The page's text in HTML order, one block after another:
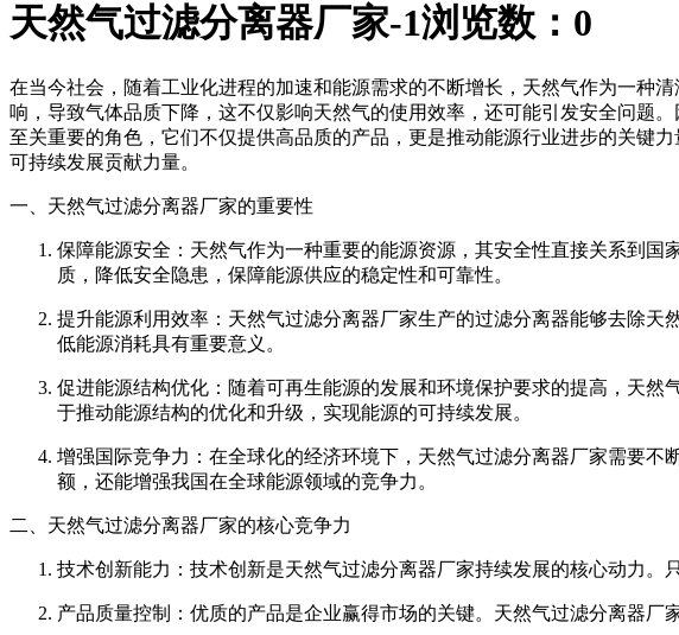
天然气过滤分离器厂家-1浏览数： 0
在当今社会，随着工业化进程的加速和能源需求的不断增长，天然气作为一种
响，导致气体品质下降，这不仅影响天然气的使用效率，还可能引发安全问题
至关重要的角色，它们不仅提供高品质的产品，更是推动能源行业进步的关键
可持续发展贡献力量。
一、天然气过滤分离器厂家的重要性
保障能源安全：天然气作为一种重要的能源资源，其安全性直接关系到
质，降低安全隐患，保障能源供应的稳定性和可靠性。
提升能源利用效率：天然气过滤分离器厂家生产的过滤分离器能够去除
低能源消耗具有重要意义。
促进能源结构优化：随着可再生能源的发展和环境保护要求的提高，天
于推动能源结构的优化和升级，实现能源的可持续发展。
增强国际竞争力：在全球化的经济环境下，天然气过滤分离器厂家需要
额，还能增强我国在全球能源领域的竞争力。
二、天然气过滤分离器厂家的核心竞争力
技术创新能力：技术创新是天然气过滤分离器厂家持续发展的核心动力。
产品质量控制：优质的产品是企业赢得市场的关键。天然气过滤分离器厂